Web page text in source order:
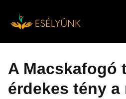
tartalomra
A Macskafogó
érdekes tény a